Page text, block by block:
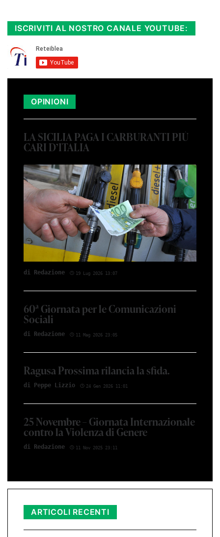
ISCRIVITI AL NOSTRO CANALE YOUTUBE:
OPINIONI
LA SICILIA PAGA I CARBURANTI PIÙ
CARI D’ITALIA
di Red­azio­ne 19 Lug 2026 13:07
60ª Giornata per le Comunicazioni
Sociali
di Red­azio­ne 11 Mag 2026 23:05
Ragusa Prossima rilancia la sfida.
di Peppe Li­z­zio 24 Gen 2026 11:01
25 Novembre – Giornata Internazionale
contro la Violenza di Genere
di Red­azio­ne 11 Nov 2025 23:11
ARTICOLI RECENTI